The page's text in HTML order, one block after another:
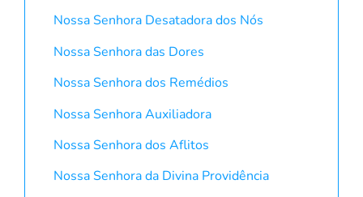
Nossa Senhora Desatadora dos Nós
Nossa Senhora das Dores
Nossa Senhora dos Remédios
Nossa Senhora Auxiliadora
Nossa Senhora dos Aflitos
Nossa Senhora da Divina Providência